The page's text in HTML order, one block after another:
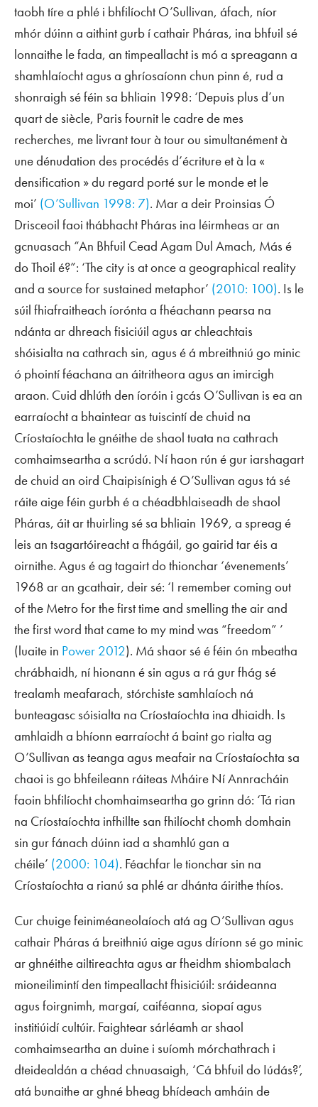
taobh tíre a phlé i bhfilíocht O’Sullivan, áfach, níor
mhór dúinn a aithint gurb í cathair Pháras, ina bhfuil sé
lonnaithe le fada, an timpeallacht is mó a spreagann a
shamhlaíocht agus a ghríosaíonn chun pinn é, rud a
shonraigh sé féin sa bhliain 1998: ‘Depuis plus d’un
quart de siècle, Paris fournit le cadre de mes
recherches, me livrant tour à tour ou simultanément à
une dénudation des procédés d’écriture et à la «
densification » du regard porté sur le monde et le
moi’ (O’Sullivan 1998: 7). Mar a deir Proinsias Ó
Drisceoil faoi thábhacht Pháras ina léirmheas ar an
gcnuasach “An Bhfuil Cead Agam Dul Amach, Más é
do Thoil é?”: ‘The city is at once a geographical reality
and a source for sustained metaphor’ (2010: 100). Is le
súil fhiafraitheach íorónta a fhéachann pearsa na
ndánta ar dhreach fisiciúil agus ar chleachtais
shóisialta na cathrach sin, agus é á mbreithniú go minic
ó phointí féachana an áitritheora agus an imircigh
araon. Cuid dhlúth den íoróin i gcás O’Sullivan is ea an
earraíocht a bhaintear as tuiscintí de chuid na
Críostaíochta le gnéithe de shaol tuata na cathrach
comhaimseartha a scrúdú. Ní haon rún é gur iarshagart
de chuid an oird Chaipisínigh é O’Sullivan agus tá sé
ráite aige féin gurbh é a chéadbhlaiseadh de shaol
Pháras, áit ar thuirling sé sa bhliain 1969, a spreag é
leis an tsagartóireacht a fhágáil, go gairid tar éis a
oirnithe. Agus é ag tagairt do thionchar ‘évenements’
1968 ar an gcathair, deir sé: ‘I remember coming out
of the Metro for the first time and smelling the air and
the first word that came to my mind was “freedom” ’
(luaite in Power 2012). Má shaor sé é féin ón mbeatha
chrábhaidh, ní hionann é sin agus a rá gur fhág sé
trealamh meafarach, stórchiste samhlaíoch ná
bunteagasc sóisialta na Críostaíochta ina dhiaidh. Is
amhlaidh a bhíonn earraíocht á baint go rialta ag
O’Sullivan as teanga agus meafair na Críostaíochta sa
chaoi is go bhfeileann ráiteas Mháire Ní Annracháin
faoin bhfilíocht chomhaimseartha go grinn dó: ‘Tá rian
na Críostaíochta infhillte san fhilíocht chomh domhain
sin gur fánach dúinn iad a shamhlú gan a
chéile’ (2000: 104). Féachfar le tionchar sin na
Críostaíochta a rianú sa phlé ar dhánta áirithe thíos.
Cur chuige feiniméaneolaíoch atá ag O’Sullivan agus
cathair Pháras á breithniú aige agus díríonn sé go minic
ar ghnéithe ailtireachta agus ar fheidhm shiombalach
mioneilimintí den timpeallacht fhisiciúil: sráideanna
agus foirgnimh, margaí, caiféanna, siopaí agus
institiúidí cultúir. Faightear sárléamh ar shaol
comhaimseartha an duine i suíomh mórchathrach i
dteidealdán a chéad chnuasaigh, ‘Cá bhfuil do Iúdás?’,
atá bunaithe ar ghné bheag bhídeach amháin de